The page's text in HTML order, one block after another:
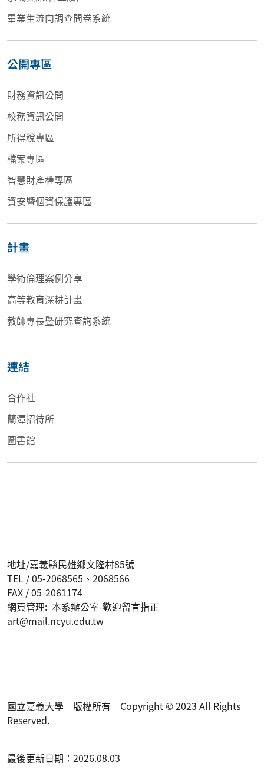
畢業生流向調查問卷系統
公開專區
財務資訊公開
校務資訊公開
所得稅專區
檔案專區
智慧財產權專區
資安暨個資保護專區
計畫
學術倫理案例分享
高等教育深耕計畫
教師專長暨研究查詢系統
連結
合作社
蘭潭招待所
圖書館
地址/嘉義縣民雄鄉文隆村85號
TEL / 05-2068565、2068566
FAX / 05-2061174
網頁管理: 本系辦公室-歡迎留言指正
art@mail.ncyu.edu.tw
國立嘉義大學 版權所有 Copyright © 2023 All Rights
Reserved.
最後更新日期：2026.08.03